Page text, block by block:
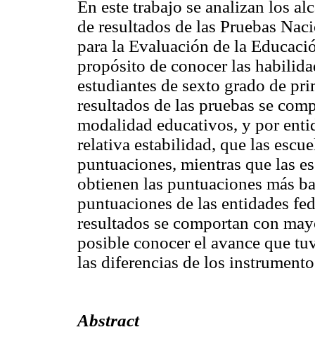
En este trabajo se analizan los
de resultados de las Pruebas
para la Evaluación de la
propósito de conocer las
estudiantes de sexto grado de
resultados de las pruebas se
modalidad educativos, y por
relativa estabilidad, que las
puntuaciones, mientras que las
obtienen las puntuaciones más
puntuaciones de las entidades
resultados se comportan con
posible conocer el avance que
las diferencias de los
Abstract